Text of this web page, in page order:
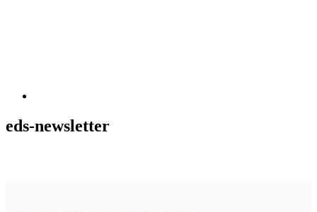
eds-newsletter